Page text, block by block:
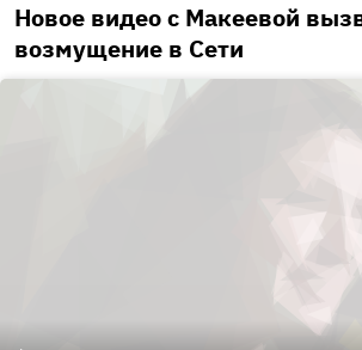
Новое видео с Макеевой
возмущение в Сети